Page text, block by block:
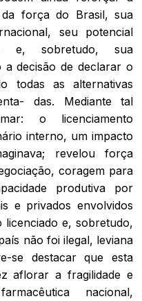
força do Brasil, sua
seu potencial
e, sobretudo, sua
a decisão de declarar o
todas as alternativas
das. Mediante tal
o licenciamento
interno, um impacto
revelou força
coragem para
produtiva por
e privados envolvidos
licenciado e, sobretudo,
não foi ilegal, leviana
se destacar que esta
aflorar a fragilidade e
nacional,